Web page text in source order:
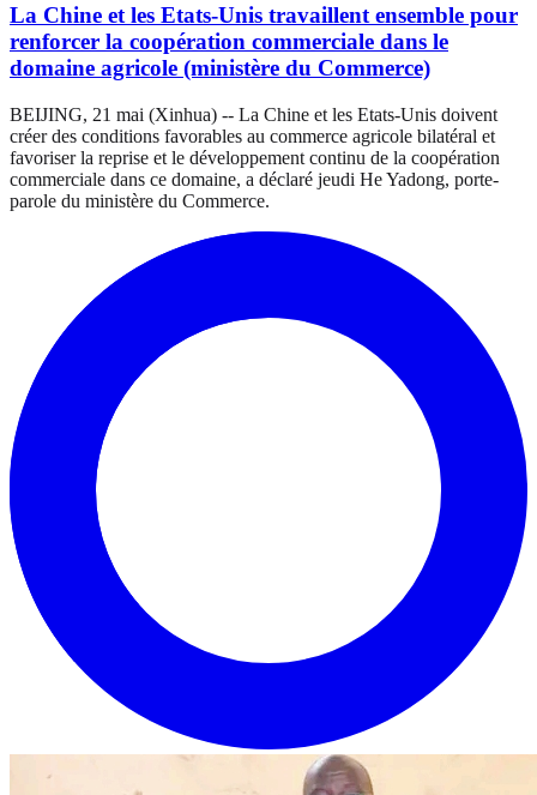
La Chine et les Etats-Unis travaillent ensemble pour
renforcer la coopération commerciale dans le
domaine agricole (ministère du Commerce)
BEIJING, 21 mai (Xinhua) -- La Chine et les Etats-Unis doivent
créer des conditions favorables au commerce agricole bilatéral et
favoriser la reprise et le développement continu de la coopération
commerciale dans ce domaine, a déclaré jeudi He Yadong, porte-
parole du ministère du Commerce.